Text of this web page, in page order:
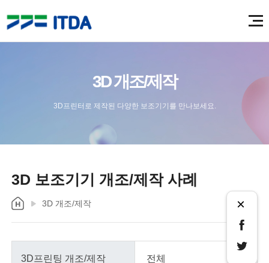
3D 개조/제작
3D프린터로 제작된 다양한 보조기기를 만나보세요.
3D 보조기기 개조/제작 사례
3D 개조/제작 ×